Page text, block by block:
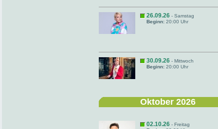
26.09.26 - Samstag
Beginn: 20:00 Uhr
30.09.26 - Mittwoch
Beginn: 20:00 Uhr
Oktober 2026
02.10.26 - Freitag